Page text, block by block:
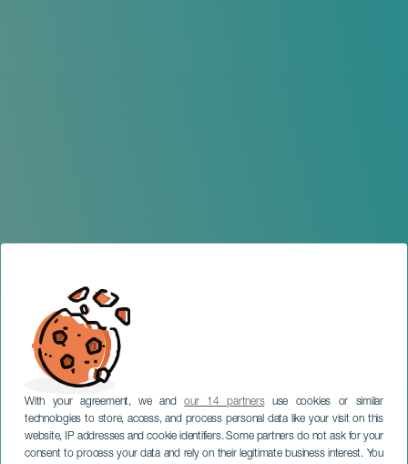
With your agreement, we andour 14 partnersuse cookies or similar
technologies to store, access, and process personal data like your visit on this
website, IP addresses and cookie identifiers. Some partners do not ask for your
consent to process your data and rely on their legitimate business interest. You
GRAN CANARIA